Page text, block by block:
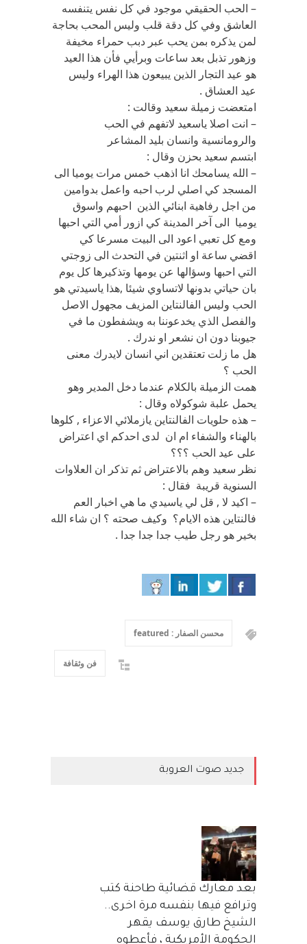
– الحب الحقيقي موجود في كل نفس يتنفسه
العاشق وفي كل دقة قلب وليس المحب بحاجة
لمن يذكره بمن يحب عبر دبب حمراء مخيفة
وزهور تذبل بعد ساعات وبرأيي فأن هذا العيد
هو عيد التجار الذين يبيعون هذا الهراء وليس
عيد العشاق .
امتعضت زميلة سعيد وقالت :
– انت اصلا ياسعيد لاتفهم في الحب
والرومانسية وانسان بليد المشاعر
ابتسم سعيد بحزن وقال :
– الله يسامحك انا اذهب خمس مرات يوميا الى
المسجد كي اصلي لرب احبه واعمل بدوامين
من اجل رفاهية ابنائي الذين احبهم واسوق
يوميا الى آخر المدينة كي ازور أمي التي احبها
ومع كل تعبي اعود الى البيت مسرعا كي
اقضي ساعة او اثنتين في التحدث الى زوجتي
التي احبها وسؤالها عن يومها وتذكيرها كل يوم
بان حياتي بدونها لاتساوي شيئا ,هذا ياسيدتي هو
الحب وليس الفالنتاين المزيف مجهول الاصل
والفصل الذي يخدعوننا به ويشفطون ما في
جيوبنا دون ان نشعر او ندرك .
هل ما زلت تعتقدين اني انسان لايدرك معنى
الحب ؟
همت الزميلة بالكلام عندما دخل المدير وهو
يحمل علبة شوكولاه وقال :
– هذه حلويات الفالنتاين يازملائي الاعزاء , كلوها
بالهناء والشفاء ام ان لدى احدكم اي اعتراض
على عيد الحب ؟؟؟
نظر سعيد وهم بالاعتراض ثم تذكر ان العلاوات
السنوية قريبة فقال :
– اكيد لا , قل لي ياسيدي ما هي اخبار العم
فالنتاين هذه الايام؟ وكيف صحته ؟ ان شاء الله
بخير هو رجل طيب جدا جدا جدا .
محسن الصفار : featured
فن وثقافة
جديد صوت العروبة
بعد معارك قضائية طاحنة كتب
وترافع فيها بنفسه مرة اخرى..
الشيخ طارق يوسف يقهر
الحكومة الأمريكية ، فأعطوه